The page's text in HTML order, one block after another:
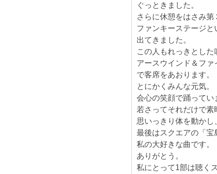
ぐっときました。
さらに休憩をはさみ第
ファンキーステージ
出てきました。
この人もれっきとし
アースウインド＆フ
で客席をあおります。
とにかくみんな元気。
会心の笑顔で踊ってい
若さってそれだけで
思いっきり体を動か
最後はスクエアの「宝
私の大好きな曲です。
ありがとう。
私にとって1部は聴く